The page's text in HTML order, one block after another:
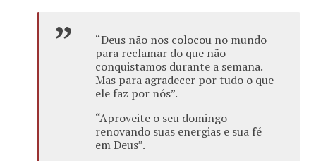
“Deus não nos colocou no mundo
para reclamar do que não
conquistamos durante a semana.
Mas para agradecer por tudo o que
ele faz por nós”.
“Aproveite o seu domingo
renovando suas energias e sua fé
em Deus”.